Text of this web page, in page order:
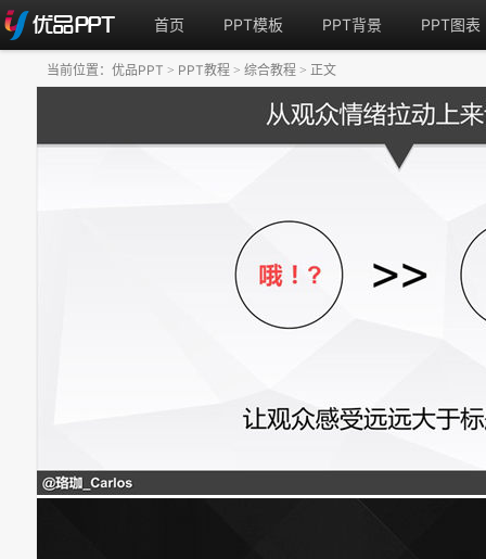
首页 PPT模板 PPT背景 PPT图表
当前位置： 优品PPT > PPT教程 > 综合教程 > 正文